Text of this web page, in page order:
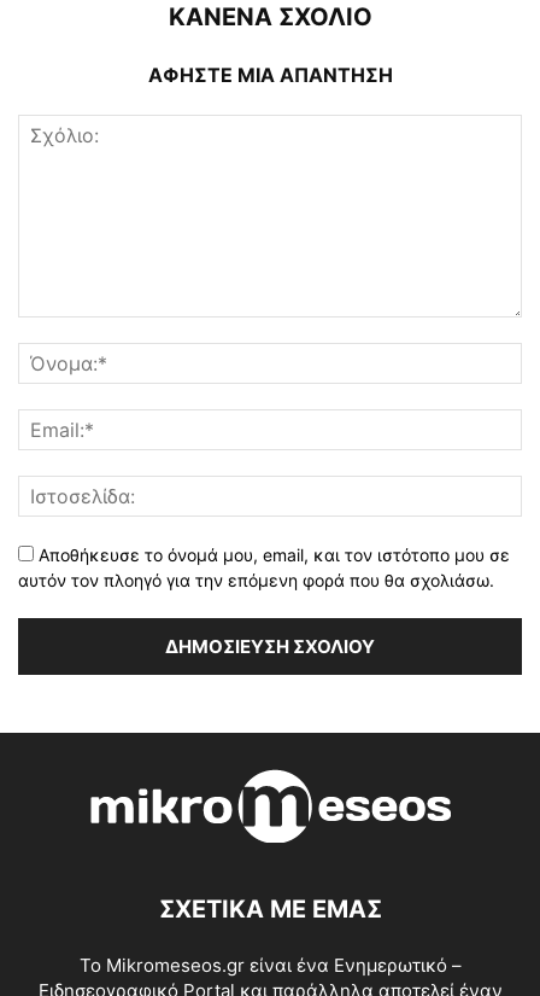
ΚΑΝΕΝΑ ΣΧΟΛΙΟ
ΑΦΗΣΤΕ ΜΙΑ ΑΠΑΝΤΗΣΗ
Αποθήκευσε το όνομά μου, email, και τον ιστότοπο μου σε
αυτόν τον πλοηγό για την επόμενη φορά που θα σχολιάσω.
ΣΧΕΤΙΚΑ ΜΕ ΕΜΑΣ
Το Mikromeseos.gr είναι ένα Ενημερωτικό –
Ειδησεογραφικό Portal και παράλληλα αποτελεί έναν